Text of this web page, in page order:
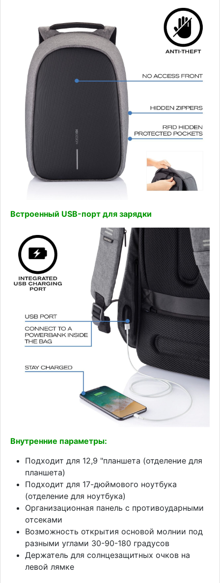
Встроенный USB-порт для зарядки
Внутренние параметры:
Подходит для 12,9 "планшета (отделение для
планшета)
Подходит для 17-дюймового ноутбука
(отделение для ноутбука)
Организационная панель с противоударными
отсеками
Возможность открытия основой молнии под
разными углами 30-90-180 градусов
Держатель для солнцезащитных очков на
левой лямке